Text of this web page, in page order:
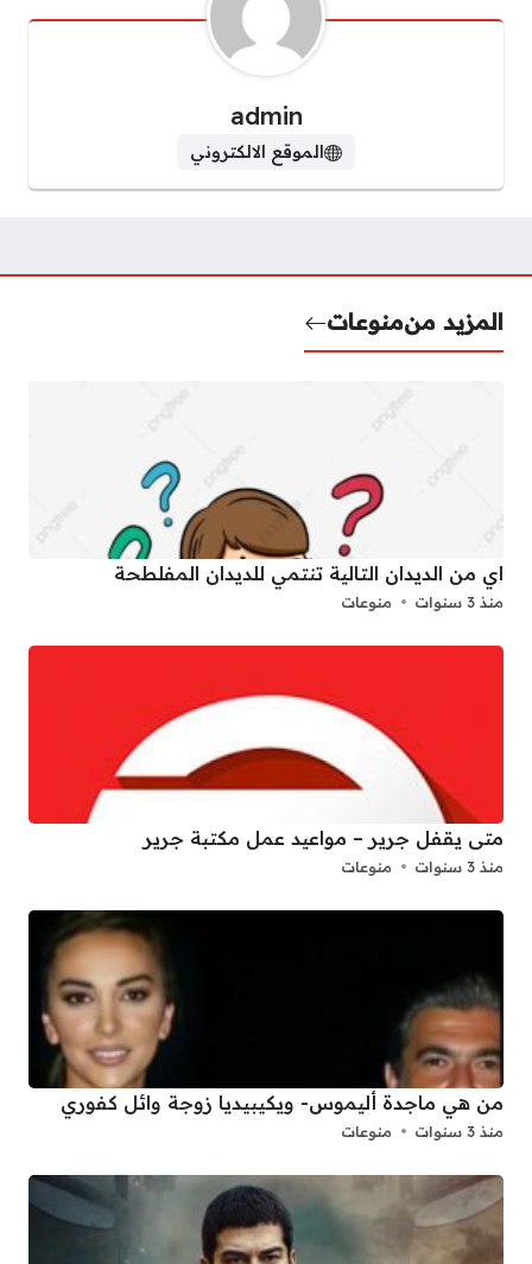
admin
الموقع الالكتروني
المزيد منمنوعات
اي من الديدان التالية تنتمي للديدان المفلطحة
منذ 3 سنوات منوعات
متى يقفل جرير – مواعيد عمل مكتبة جرير
منذ 3 سنوات منوعات
من هي ماجدة أليموس- ويكيبيديا زوجة وائل كفوري
منذ 3 سنوات منوعات